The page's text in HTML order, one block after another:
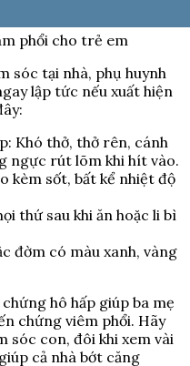
phổi cho trẻ em
sóc tại nhà, phụ huynh
lập tức nếu xuất hiện
Khó thở, thở rên, cánh
ngực rút lõm khi hít vào.
kèm sốt, bất kể nhiệt độ
thứ sau khi ăn hoặc li bì
đờm có màu xanh, vàng
hô hấp giúp ba mẹ
chứng viêm phổi. Hãy
sóc con, đôi khi xem vài
cả nhà bớt căng